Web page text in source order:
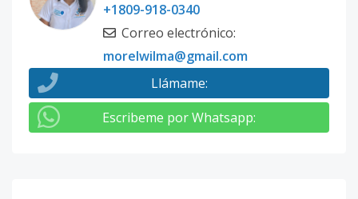
+1809-918-0340
Correo electrónico:
morelwilma@gmail.com
Llámame:
Escribeme por Whatsapp: